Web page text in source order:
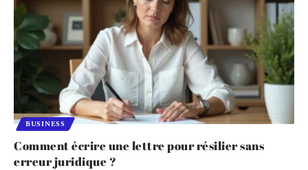
BUSINESS
Comment écrire une lettre pour résilier sans
erreur juridique ?